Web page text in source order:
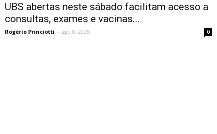
UBS abertas neste sábado facilitam acesso a
consultas, exames e vacinas...
Rogério Princiotti - ago 8, 2025 0